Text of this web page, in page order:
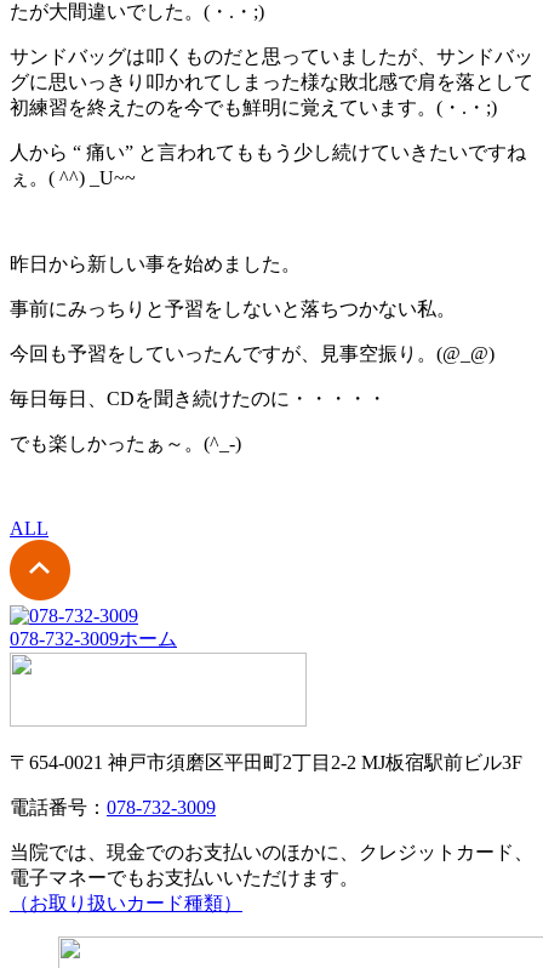
たが大間違いでした。(・.・;)
サンドバッグは叩くものだと思っていましたが、サンドバッ
グに思いっきり叩かれてしまった様な敗北感で肩を落として
初練習を終えたのを今でも鮮明に覚えています。(・.・;)
人から “ 痛い” と言われてももう少し続けていきたいですね
ぇ。( ^^) _U~~
昨日から新しい事を始めました。
事前にみっちりと予習をしないと落ちつかない私。
今回も予習をしていったんですが、見事空振り。(@_@)
毎日毎日、CDを聞き続けたのに・・・・・
でも楽しかったぁ～。(^_-)
ALL
078-732-3009ホーム
〒654-0021 神戸市須磨区平田町2丁目2-2 MJ板宿駅前ビル3F
電話番号： 078-732-3009
当院では、現金でのお支払いのほかに、クレジットカード、
電子マネーでもお支払いいただけます。
（お取り扱いカード種類）